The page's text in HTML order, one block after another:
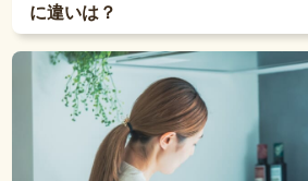
に違いは？